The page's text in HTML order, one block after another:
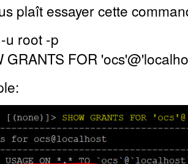
plaît essayer cette
u root -p
GRANTS FOR